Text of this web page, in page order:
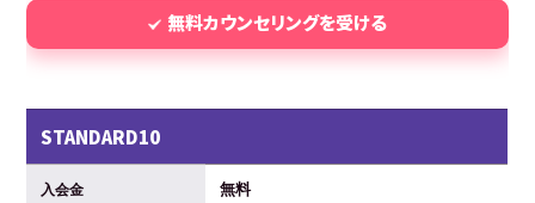
無料カウンセリングを受ける
STANDARD10
入会金 無料